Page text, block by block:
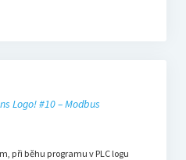
Logo! #10 – Modbus
při běhu programu v PLC logu